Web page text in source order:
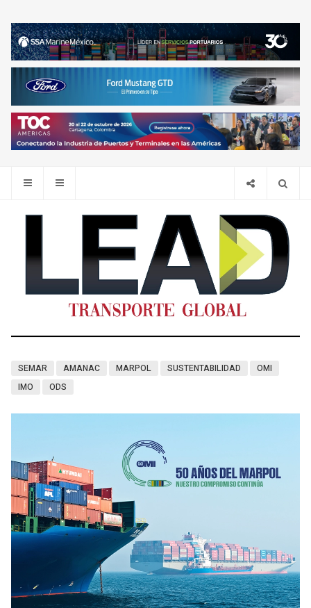
SEMAR AMANAC MARPOL SUSTENTABILIDAD
OMI
IMO
ODS